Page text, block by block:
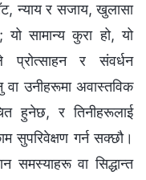
न्याय र सजाय, खुलासा
यो सामान्य कुरा हो, यो
प्रोत्साहन र संवर्धन
उनीहरूमा अवास्तविक
हुनेछ, र तिनीहरूलाई
सुपरिवेक्षण गर्न सक्‍छौ।
समस्याहरू वा सिद्धान्त